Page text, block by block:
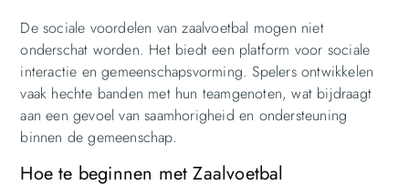
De sociale voordelen van zaalvoetbal mogen niet
onderschat worden. Het biedt een platform voor sociale
interactie en gemeenschapsvorming. Spelers ontwikkelen
vaak hechte banden met hun teamgenoten, wat bijdraagt
aan een gevoel van saamhorigheid en ondersteuning
binnen de gemeenschap.
Hoe te beginnen met Zaalvoetbal